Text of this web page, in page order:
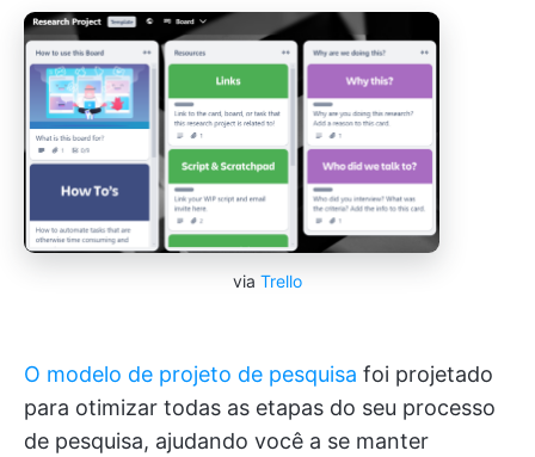
via Trello
O modelo de projeto de pesquisa foi projetado
para otimizar todas as etapas do seu processo
de pesquisa, ajudando você a se manter